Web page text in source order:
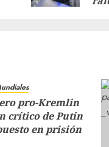
pro-Kremlin
crítico de Putin
en prisión